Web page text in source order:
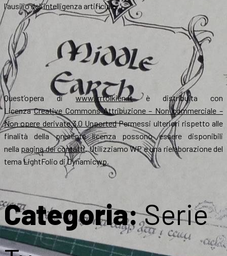
l'ausilio dell'intelligenza artificiale.
Quest’opera diwww.jrrtolkien.itè distribuita con
LicenzaCreative Commons Attribuzione – Non commerciale –
Non opere derivate 3.0 UnportedPermessi ulteriori rispetto alle
finalità della presente licenza possono essere disponibili
nella pagina dei contatti. Utilizziamo WP e una rielaborazione del
tema LightFolio di Dynamicwp.
Categoria:Serie